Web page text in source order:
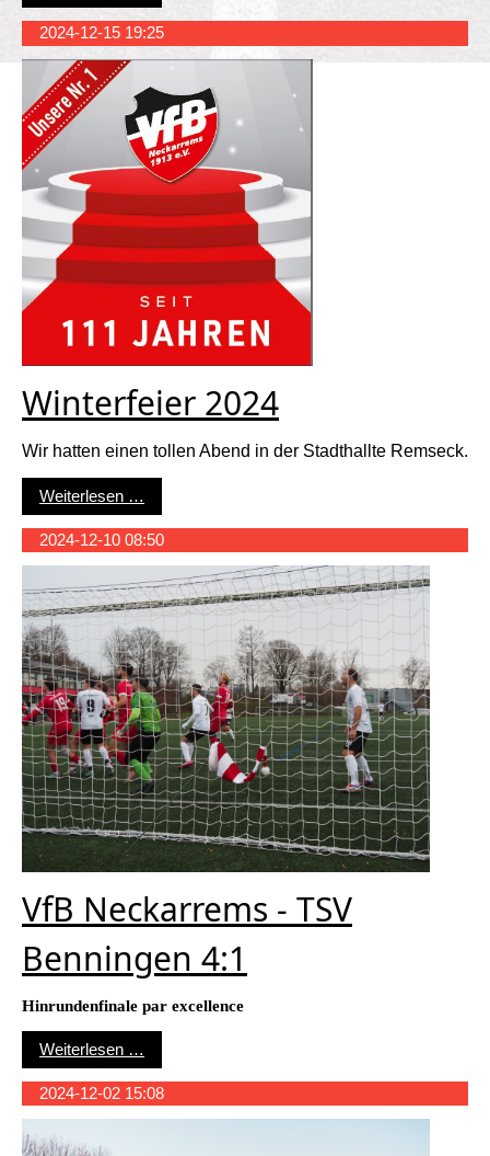
2024-12-15 19:25
Winterfeier 2024
Wir hatten einen tollen Abend in der Stadthallte Remseck.
Weiterlesen …
2024-12-10 08:50
VfB Neckarrems - TSV
Benningen 4:1
Hinrundenfinale par excellence
Weiterlesen …
2024-12-02 15:08